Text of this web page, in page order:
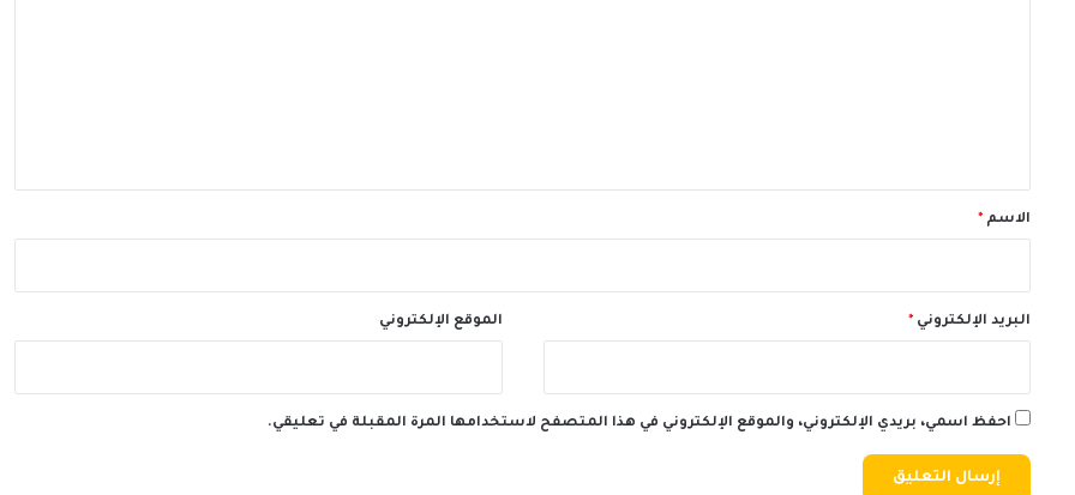
*الاسم *
البريد الإلكتروني * الموقع الإلكتروني
احفظ اسمي، بريدي الإلكتروني، والموقع الإلكتروني في هذا المتصفح لاستخدامها المرة المقبلة في تعليقي.